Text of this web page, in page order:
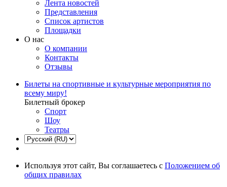
Лента новостей
Представления
Список артистов
Площадки
О нас
О компании
Контакты
Отзывы
Билеты на спортивные и культурные мероприятия по
всему миру!
Билетный брокер
Спорт
Шоу
Театры
Используя этот сайт, Вы соглашаетесь с Положением об
общих правилах